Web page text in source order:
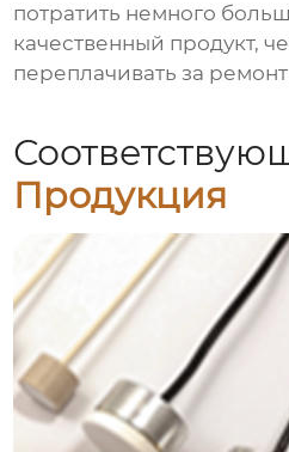
потратить немного
качественный продукт,
переплачивать за
Продукция